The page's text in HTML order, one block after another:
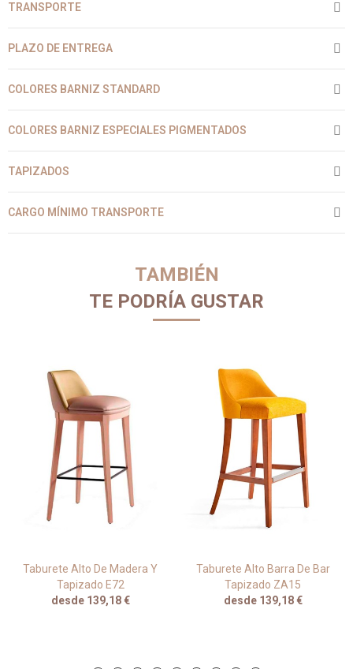
TRANSPORTE
PLAZO DE ENTREGA
COLORES BARNIZ STANDARD
COLORES BARNIZ ESPECIALES PIGMENTADOS
TAPIZADOS
CARGO MÍNIMO TRANSPORTE
TAMBIÉN
TE PODRÍA GUSTAR
Taburete Alto De Madera Y
Tapizado E72
desde 139,18 €
Taburete Alto Barra De Bar
Tapizado ZA15
desde 139,18 €